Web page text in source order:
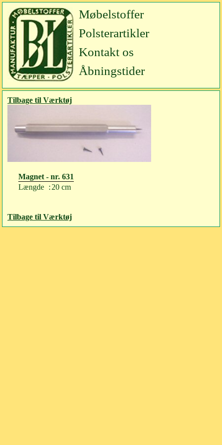
Møbelstoffer
Polsterartikler
Kontakt os
Åbningstider
Tilbage til Værktøj
Magnet - nr. 631
Længde : 20 cm
Tilbage til Værktøj